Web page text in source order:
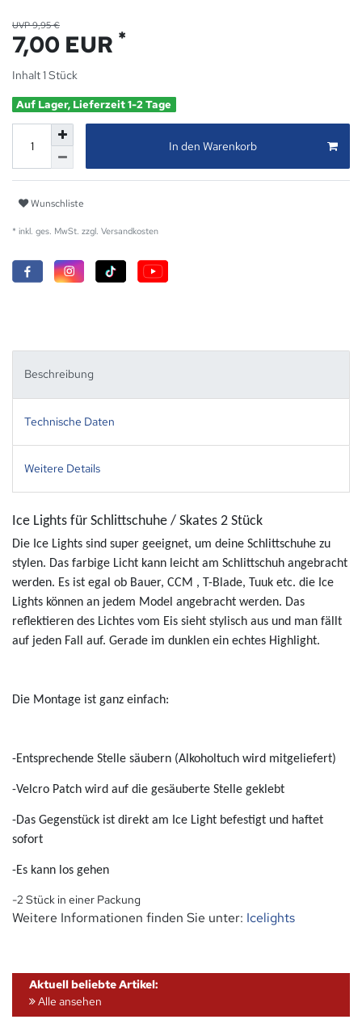
UVP 9,95 €
7,00 EUR *
Inhalt1Stück
Auf Lager, Lieferzeit 1-2 Tage
In den Warenkorb
Wunschliste
* inkl. ges. MwSt. zzgl. Versandkosten
Beschreibung
Technische Daten
Weitere Details
Ice Lights für Schlittschuhe / Skates 2 Stück
Die Ice Lights sind super geeignet, um deine Schlittschuhe zu
stylen. Das farbige Licht kann leicht am Schlittschuh angebracht
werden. Es ist egal ob Bauer, CCM , T-Blade, Tuuk etc. die Ice
Lights können an jedem Model angebracht werden. Das
reflektieren des Lichtes vom Eis sieht stylisch aus und man fällt
auf jeden Fall auf. Gerade im dunklen ein echtes Highlight.
Die Montage ist ganz einfach:
-Entsprechende Stelle säubern (Alkoholtuch wird mitgeliefert)
-Velcro Patch wird auf die gesäuberte Stelle geklebt
-Das Gegenstück ist direkt am Ice Light befestigt und haftet
sofort
-Es kann los gehen
-2 Stück in einer Packung
Weitere Informationen finden Sie unter: Icelights
Aktuell beliebte Artikel:
Alle ansehen